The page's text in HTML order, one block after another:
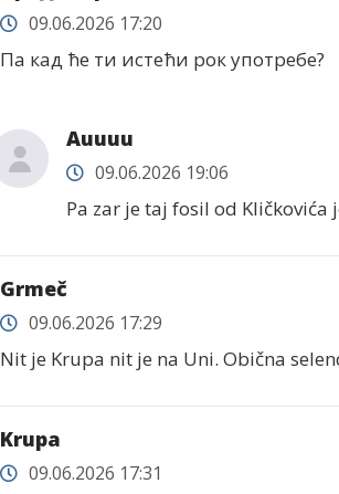
09.06.2026 17:20
Па кад ће ти истећи рок употребе?
Auuuu
09.06.2026 19:06
Pa zar je taj fosil od Kličkovića
Grmeč
09.06.2026 17:29
Nit je Krupa nit je na Uni. Obična
Krupa
09.06.2026 17:31